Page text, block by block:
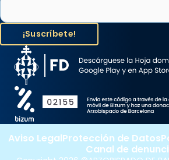
Aviso LegalProtección de Datos
Canal de